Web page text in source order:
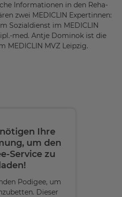
Informationen in den Reha-
zwei MEDICLIN Expertinnen:
Sozialdienst im MEDICLIN
med. Antje Dominok ist die
MEDICLIN MVZ Leipzig.
Ihre
um den
Service zu
laden!
Podigee, um
Dieser